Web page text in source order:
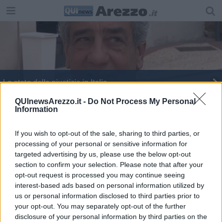
QUInewsArezzo.it - Do Not Process My Personal
Information
If you wish to opt-out of the sale, sharing to third parties, or
processing of your personal or sensitive information for
targeted advertising by us, please use the below opt-out
section to confirm your selection. Please note that after your
opt-out request is processed you may continue seeing
interest-based ads based on personal information utilized by
us or personal information disclosed to third parties prior to
your opt-out. You may separately opt-out of the further
disclosure of your personal information by third parties on the
Lo stato della giustizia in Italia
Una Marcia per la Pace lungo le vie della città
Comunale
Conflitti e Covid, Rondine interroga i leader
Ad Arezzo Fiere e Congressi arriva EcoNatura
Zero Spreco per il diritto alla salute dei bambini
"Un presepe al giorno", ecco i vinitori